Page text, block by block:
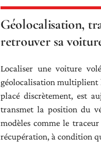
Géolocalisation,
retrouver sa
Localiser une voiture
géolocalisation multiplient
placé discrètement, est
transmet la position du
modèles comme le
récupération, à condition